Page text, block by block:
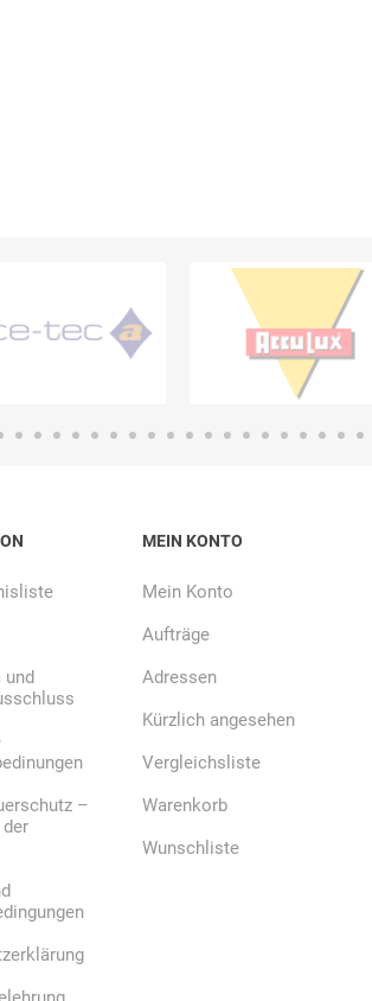
und
–
MEIN KONTO
Mein Konto
Aufträge
Adressen
Kürzlich angesehen
Vergleichsliste
Warenkorb
Wunschliste